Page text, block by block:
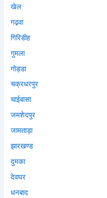
खेल
गढ़वा
गिरिडीह
गुमला
गोड्डा
चक्रधरपुर
चाईबासा
जमशेदपुर
जामताड़ा
झारखण्ड
दुमका
देवघर
धनबाद